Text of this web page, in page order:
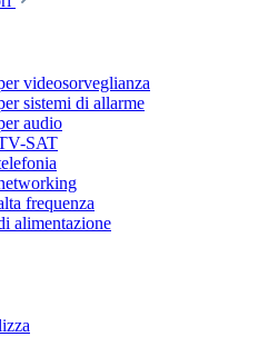
videosorveglianza
sistemi di allarme
audio
SAT
frequenza
alimentazione